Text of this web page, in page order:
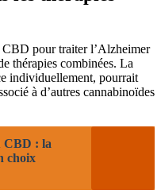
CBD pour traiter l’Alzheimer
thérapies combinées. La
individuellement, pourrait
à d’autres cannabinoïdes
CBD : la
choix